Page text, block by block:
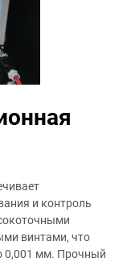
и контроль
винтами, что
0,001 мм. Прочный